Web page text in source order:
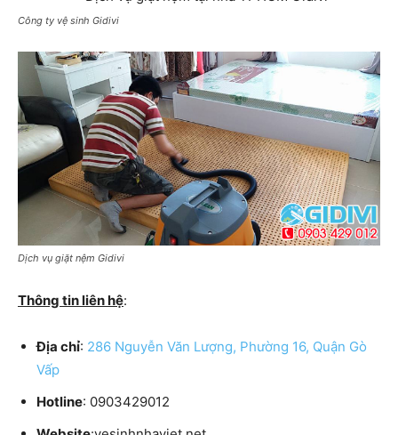
Công ty vệ sinh Gidivi
Dịch vụ giặt nệm Gidivi
Thông tin liên hệ:
Địa chỉ: 286 Nguyễn Văn Lượng, Phường 16, Quận Gò
Vấp
Hotline: 0903429012